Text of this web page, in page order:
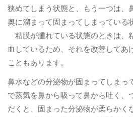
狭めてしまう状態と、もう一つは、
奥に溜まって固まってしまっている
粘膜が腫れている状態のときは、
血しているため、それを改善してあ
こともあります。
鼻水などの分泌物が固まってしまっ
で蒸気を鼻から吸って鼻から吐く、
だくと、固まった分泌物が柔らかく